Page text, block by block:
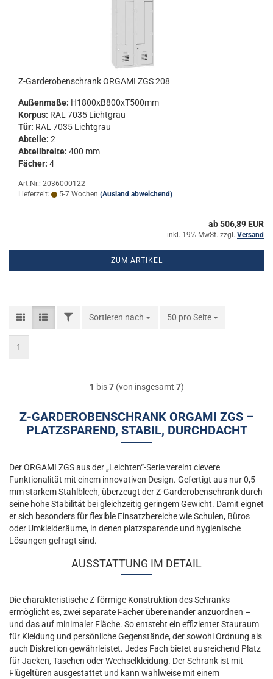
Z-​Gar­de­ro­ben­schrank OR­GA­MI ZGS 208
Au­ßen­ma­ße: H1800xB800xT500mm
Kor­pus: RAL 7035 Licht­grau
Tür: RAL 7035 Licht­grau
Ab­tei­le: 2
Ab­teil­brei­te: 400 mm
Fä­cher: 4
Art.Nr.: 2036000122
Lieferzeit:
5-7 Wochen (Ausland abweichend)
ab 506,89 EUR
inkl. 19% MwSt. zzgl. Versand
ZUM ARTIKEL
FILTERSortieren nach
Sortieren nach 50 pro Seite
pro Seite
1
1 bis7(von insgesamt 7)
Z-GARDEROBENSCHRANK ORGAMI ZGS –
PLATZSPAREND, STABIL, DURCHDACHT
Der ORGAMI ZGS aus der „Leichten“-Serie vereint clevere
Funktionalität mit einem innovativen Design. Gefertigt aus nur 0,5
mm starkem Stahlblech, überzeugt der Z-Garderobenschrank durch
seine hohe Stabilität bei gleichzeitig geringem Gewicht. Damit eignet
er sich besonders für flexible Einsatzbereiche wie Schulen, Büros
oder Umkleideräume, in denen platzsparende und hygienische
Lösungen gefragt sind.
AUSSTATTUNG IM DETAIL
Die charakteristische Z-förmige Konstruktion des Schranks
ermöglicht es, zwei separate Fächer übereinander anzuordnen –
und das auf minimaler Fläche. So entsteht ein effizienter Stauraum
für Kleidung und persönliche Gegenstände, der sowohl Ordnung als
auch Diskretion gewährleistet. Jedes Fach bietet ausreichend Platz
für Jacken, Taschen oder Wechselkleidung. Der Schrank ist mit
Flügeltüren ausgestattet und kann wahlweise mit einem